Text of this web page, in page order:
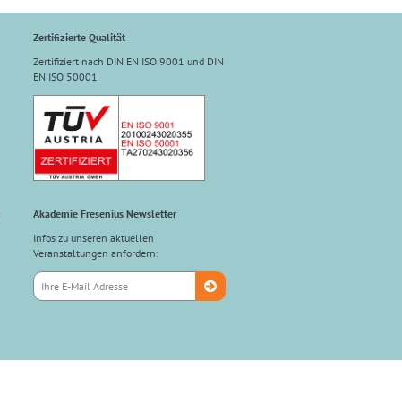
Zertifizierte Qualität
Zertifiziert nach DIN EN ISO 9001 und DIN
EN ISO 50001
Akademie Fresenius Newsletter
Infos zu unseren aktuellen
Veranstaltungen anfordern: